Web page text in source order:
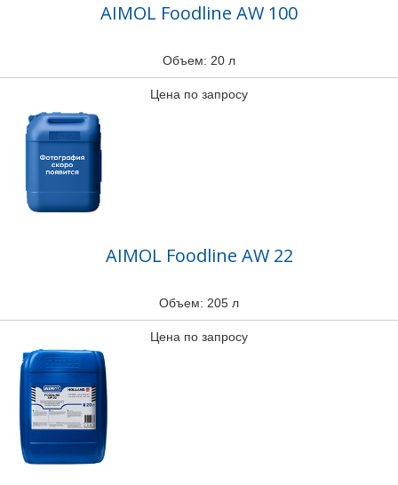
AIMOL Foodline AW 100
Объем: 20 л
Цена по запросу
AIMOL Foodline AW 22
Объем: 205 л
Цена по запросу